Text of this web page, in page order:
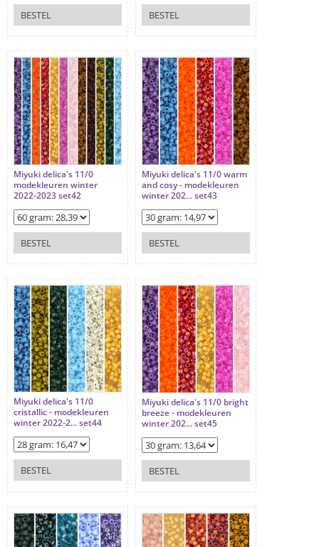
BESTEL BESTEL
Miyuki delica's 11/0
modekleuren winter
2022-2023 set42
BESTEL
Miyuki delica's 11/0 warm
and cosy - modekleuren
winter 202... set43
BESTEL
Miyuki delica's 11/0
cristallic - modekleuren
winter 2022-2... set44
BESTEL
Miyuki delica's 11/0 bright
breeze - modekleuren
winter 202... set45
BESTEL